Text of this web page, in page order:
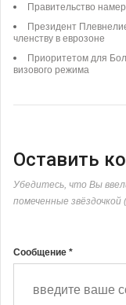
Правительство
Президент
членству в еврозоне
Приоритетом для
визового режима
Оставить
Убедитесь, что Вы
помеченные звёздочкой
Сообщение *